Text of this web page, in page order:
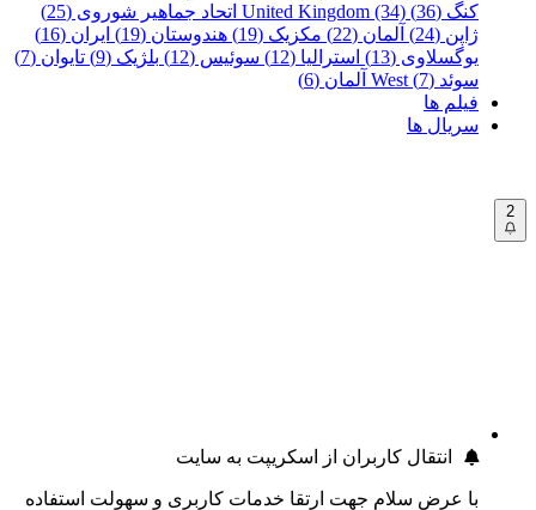
کنگ (36)
United Kingdom (34) اتحاد جماهیر شوروی (25)
ژاپن (24)
آلمان (22) مکزیک (19) هندوستان (19)
ایران (16)
یوگسلاوی (13)
استرالیا (12) سوئیس (12) بلژیک (9)
تایوان (7)
سوئد (7)
West آلمان (6)
فیلم ها
سریال ها
2
انتقال کاربران از اسکریپت به سایت
با عرض سلام جهت ارتقا خدمات کاربری و سهولت استفاده